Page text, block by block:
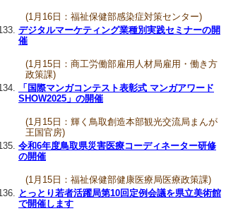
(1月16日：福祉保健部感染症対策センター)
デジタルマーケティング業種別実践セミナーの開
催
(1月15日：商工労働部雇用人材局雇用・働き方
政策課)
「国際マンガコンテスト表彰式 マンガアワード
SHOW2025」の開催
(1月15日：輝く鳥取創造本部観光交流局まんが
王国官房)
令和6年度鳥取県災害医療コーディネーター研修
の開催
(1月15日：福祉保健部健康医療局医療政策課)
とっとり若者活躍局第10回定例会議を県立美術館
で開催します